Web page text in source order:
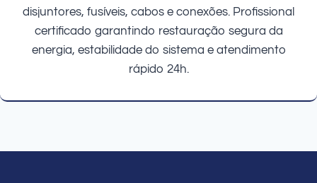
disjuntores, fusíveis, cabos e conexões. Profissional
certificado garantindo restauração segura da
energia, estabilidade do sistema e atendimento
rápido 24h.